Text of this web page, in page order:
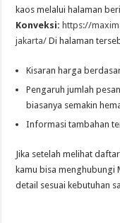
kaos melalui halaman
Konveksi: https://
jakarta/ Di halaman
Kisaran harga
Pengaruh jumlah
biasanya semakin
Informasi tambahan
Jika setelah melihat
kamu bisa menghubungi
detail sesuai kebutuhan